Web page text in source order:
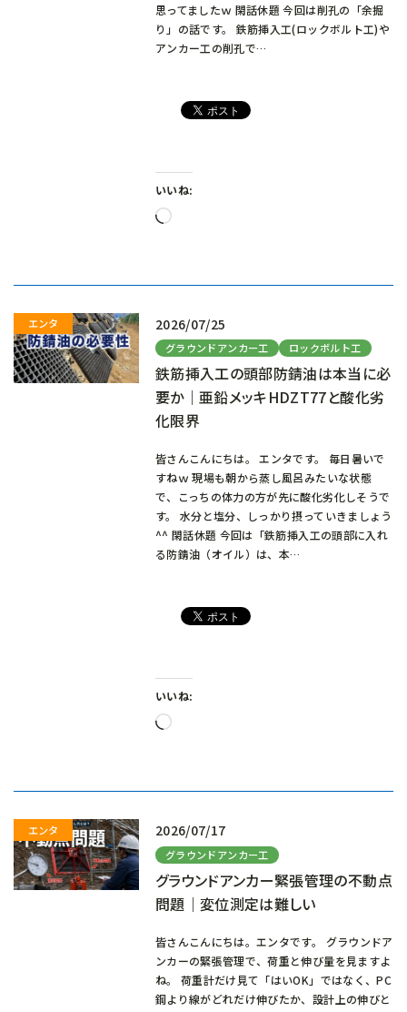
思ってましたｗ 閑話休題 今回は削孔の「余掘
り」の話です。 鉄筋挿入工(ロックボルト工)や
アンカー工の削孔で…
いいね:
読
2026/07/25
グラウンドアンカー工 ロックボルト工
鉄筋挿入工の頭部防錆油は本当に必
要か｜亜鉛メッキHDZT77と酸化劣
化限界
皆さんこんにちは。 エンタです。 毎日暑いで
すねｗ 現場も朝から蒸し風呂みたいな状態
で、こっちの体力の方が先に酸化劣化しそうで
す。 水分と塩分、しっかり摂っていきましょう
^^ 閑話休題 今回は「鉄筋挿入工の頭部に入れ
る防錆油（オイル）は、本…
いいね:
読
2026/07/17
グラウンドアンカー工
グラウンドアンカー緊張管理の不動点
問題｜変位測定は難しい
皆さんこんにちは。エンタです。 グラウンドア
ンカーの緊張管理で、荷重と伸び量を見ますよ
ね。 荷重計だけ見て「はいOK」ではなく、PC
鋼より線がどれだけ伸びたか、設計上の伸びと